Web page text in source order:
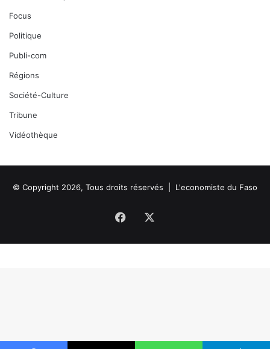
Focus
Politique
Publi-com
Régions
Société-Culture
Tribune
Vidéothèque
© Copyright 2026, Tous droits réservés | L'economiste du Faso
Facebook